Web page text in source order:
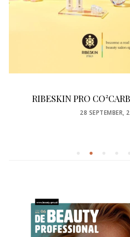
RIBESKIN PRO
POSTED
28 SEPTEMBER,